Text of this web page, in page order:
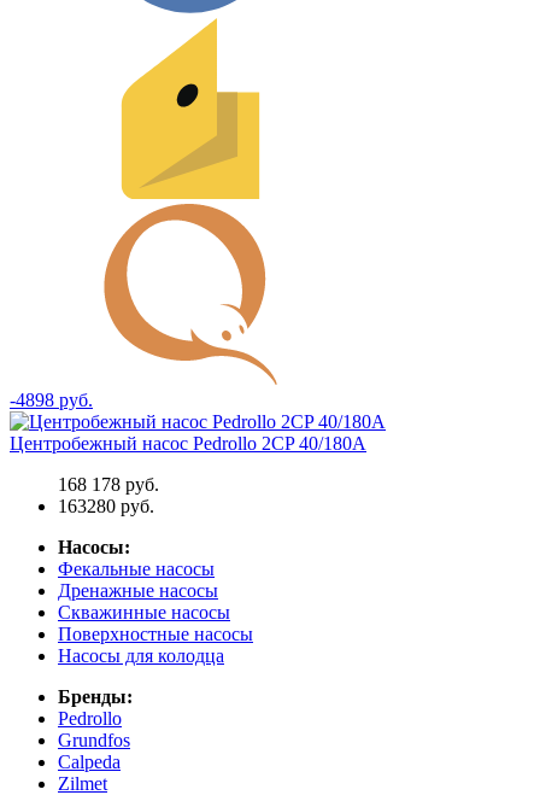
-4898 руб.
Центробежный насос Pedrollo 2CP 40/180A
168 178 руб.
163280 руб.
Насосы:
Фекальные насосы
Дренажные насосы
Скважинные насосы
Поверхностные насосы
Насосы для колодца
Бренды:
Pedrollo
Grundfos
Calpeda
Zilmet